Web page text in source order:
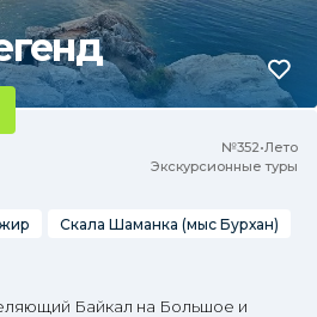
№352•Лето
Экскурсионные туры
Скала Шаманка (мыс Бурхан)
Байкал на Большое и